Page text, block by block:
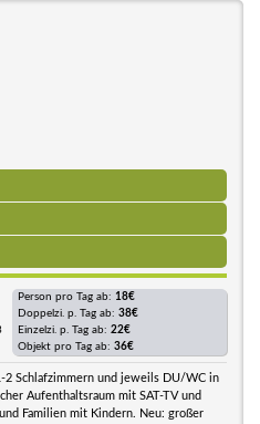
Person pro Tag ab: 18€
Doppelzi. p. Tag ab: 38€
Einzelzi. p. Tag ab: 22€
Objekt pro Tag ab: 36€
2 Schlafzimmern und jeweils DU/WC in
Aufenthaltsraum mit SAT-TV und
Familien mit Kindern. Neu: großer